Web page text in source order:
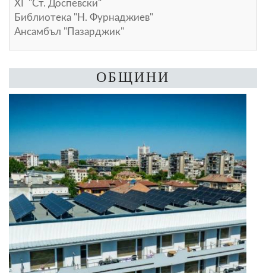
ХГ "Ст. Доспевски"
Библиотека "Н. Фурнаджиев"
Ансамбъл "Пазарджик"
ОБЩИНИ